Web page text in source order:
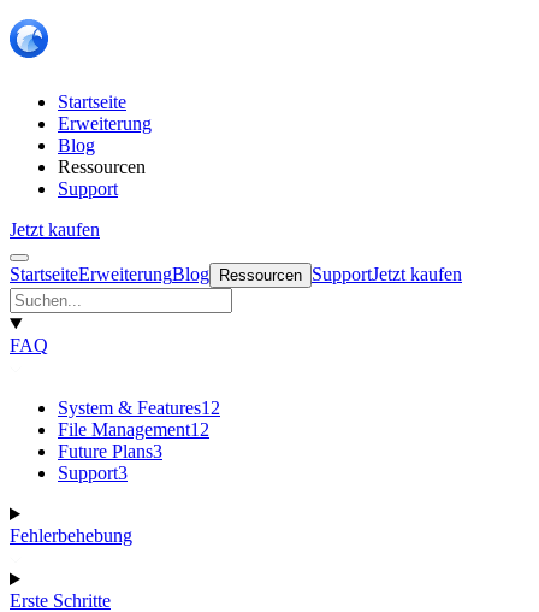
Startseite
Erweiterung
Blog
Ressourcen
Support
Jetzt kaufen
StartseiteErweiterungBlog Ressourcen SupportJetzt kaufen
FAQ
System & Features12
File Management12
Future Plans3
Support3
Fehlerbehebung
Erste Schritte